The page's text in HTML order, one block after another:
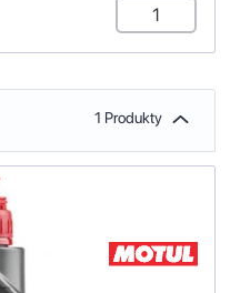
1 Produkty